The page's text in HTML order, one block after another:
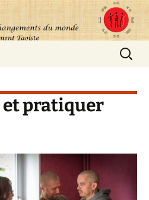
et pratiquer